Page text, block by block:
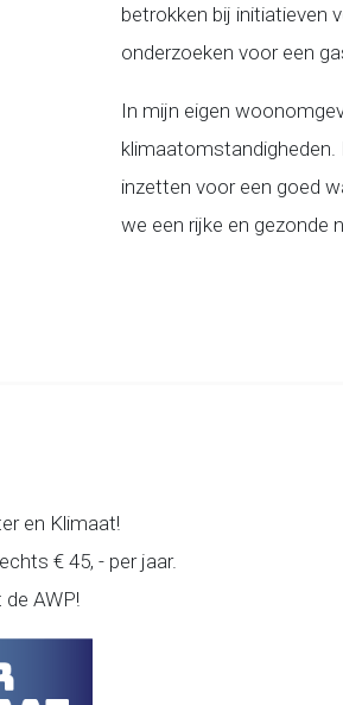
betrokken bij initiatieven
onderzoeken voor een
In mijn eigen
klimaatomstandigheden.
inzetten voor een goed
we een rijke en gezonde
en Klimaat!
€ 45, - per jaar.
AWP!